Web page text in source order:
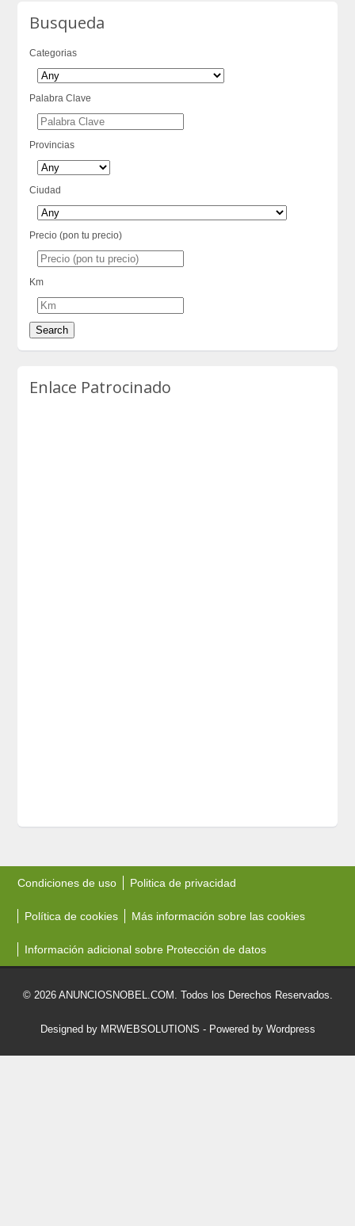
Busqueda
Categorias
Palabra Clave
Provincias
Ciudad
Precio (pon tu precio)
Km
Enlace Patrocinado
Condiciones de uso Politica de privacidad
Política de cookies Más información sobre las cookies
Información adicional sobre Protección de datos
© 2026 ANUNCIOSNOBEL.COM. Todos los Derechos Reservados.
Designed by MRWEBSOLUTIONS - Powered by Wordpress